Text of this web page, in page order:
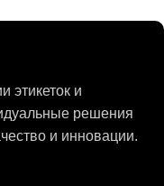
этикеток и
решения
и инновации.